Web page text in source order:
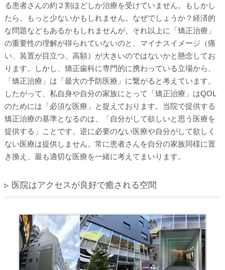
る患者さんの約２割ほどしか治療を受けていません。もしかし
たら、もっと少ないかもしれません。なぜでしょうか？経済的
な問題などもあるかもしれませんが、それ以上に「矯正治療」
の重要性の理解が得られていないのと、マイナスイメージ（痛
い、装置が目立つ、高額）が大きいのではないかと懸念してお
ります。しかし、矯正歯科に専門的に携わっている立場から、
「矯正治療」は「最大の予防医療」に繋がると考えています。
したがって、私自身や自分の家族にとって「矯正治療」はQOL
のためには「必須な医療」と捉えております。当院で提供する
矯正治療の基準となるのは、「自分がして欲しいと思う医療を
提供する」ことです。逆に必要のない医療や自分がして欲しく
ない医療は提供しません。常に患者さんを自分の家族同様に置
き換え、最も適切な医療を一緒に考えてまいります。
▹ 医院はアクセスが良好で癒される空間